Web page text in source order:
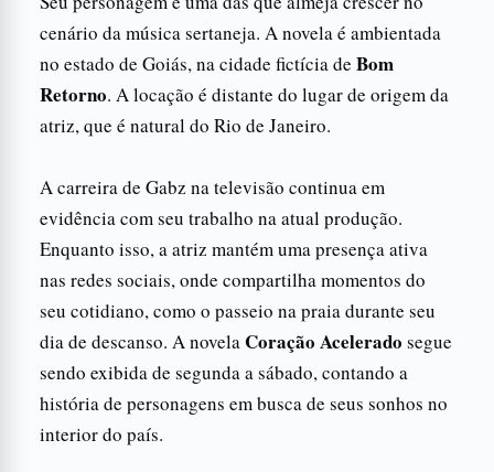
cenário da música sertaneja. A novela é ambientada
no estado de Goiás, na cidade fictícia de Bom
Retorno. A locação é distante do lugar de origem da
atriz, que é natural do Rio de Janeiro.
A carreira de Gabz na televisão continua em
evidência com seu trabalho na atual produção.
Enquanto isso, a atriz mantém uma presença ativa
nas redes sociais, onde compartilha momentos do
seu cotidiano, como o passeio na praia durante seu
dia de descanso. A novelaCoração Acelerado segue
sendo exibida de segunda a sábado, contando a
história de personagens em busca de seus sonhos no
interior do país.